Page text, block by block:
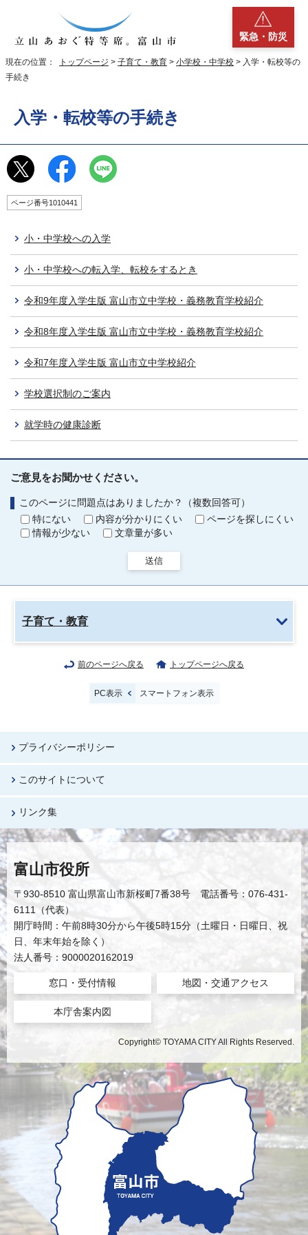
緊急・防災
現在の位置： トップページ > 子育て・教育 > 小学校・中学校 > 入学・転校等の
手続き
入学・転校等の手続き
ページ番号1010441
小・中学校への入学
小・中学校への転入学、転校をするとき
令和9年度入学生版 富山市立中学校・義務教育学校紹介
令和8年度入学生版 富山市立中学校・義務教育学校紹介
令和7年度入学生版 富山市立中学校紹介
学校選択制のご案内
就学時の健康診断
ご意見をお聞かせください。
このページに問題点はありましたか？（複数回答可）
特にない
内容が分かりにくい
ページを探しにくい
情報が少ない
文章量が多い
送信
子育て・教育
前のページへ戻る トップページへ戻る
PC表示 スマートフォン表示
プライバシーポリシー
このサイトについて
リンク集
富山市役所
〒930-8510 富山県富山市新桜町7番38号 電話番号：076-431-
6111（代表）
開庁時間：午前8時30分から午後5時15分（土曜日・日曜日、祝
日、年末年始を除く）
法人番号：9000020162019
窓口・受付情報 地図・交通アクセス
本庁舎案内図
Copyright© TOYAMA CITY All Rights Reserved.